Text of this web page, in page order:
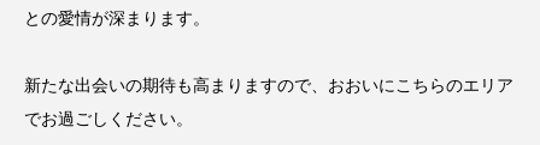
との愛情が深まります。
新たな出会いの期待も高まりますので、おおいにこちらのエリア
でお過ごしください。